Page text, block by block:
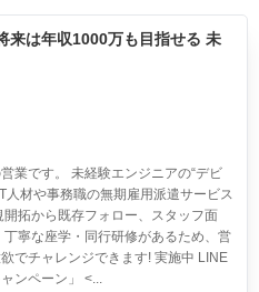
来は年収1000万も目指せる 未
業です。 未経験エンジニアの“デビ
人材や事務職の無期雇用派遣サービス
拓から既存フォロー、スタッフ面
寧な座学・同行研修があるため、営
でチャレンジできます! 実施中 LINE
ンペーン」 <...